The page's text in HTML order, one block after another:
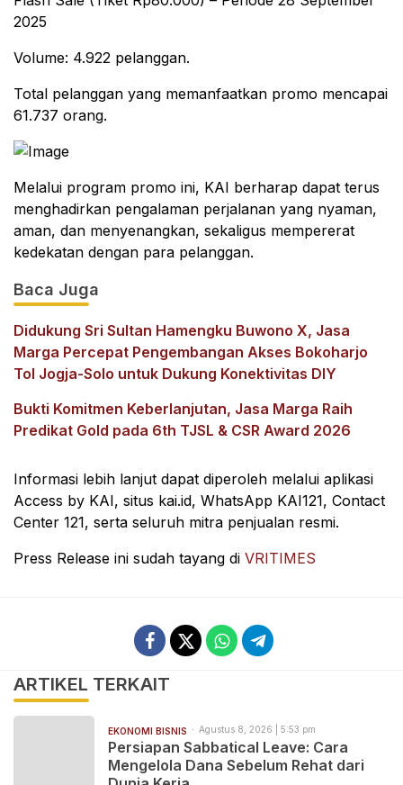
2025
Volume: 4.922 pelanggan.
Total pelanggan yang memanfaatkan promo mencapai
61.737 orang.
Melalui program promo ini, KAI berharap dapat terus
menghadirkan pengalaman perjalanan yang nyaman,
aman, dan menyenangkan, sekaligus mempererat
kedekatan dengan para pelanggan.
Baca Juga
Didukung Sri Sultan Hamengku Buwono X, Jasa
Marga Percepat Pengembangan Akses Bokoharjo
Tol Jogja-Solo untuk Dukung Konektivitas DIY
Bukti Komitmen Keberlanjutan, Jasa Marga Raih
Predikat Gold pada 6th TJSL & CSR Award 2026
Informasi lebih lanjut dapat diperoleh melalui aplikasi
Access by KAI, situs kai.id, WhatsApp KAI121, Contact
Center 121, serta seluruh mitra penjualan resmi.
Press Release ini sudah tayang di VRITIMES
ARTIKEL TERKAIT
EKONOMI BISNIS Agustus 8, 2026 | 5:53 pm
Persiapan Sabbatical Leave: Cara
Mengelola Dana Sebelum Rehat dari